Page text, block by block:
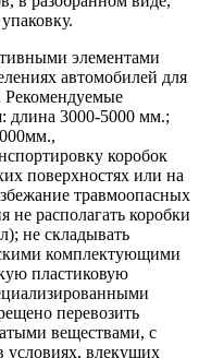
элементами
автомобилей для
Рекомендуемые
длина 3000-5000 мм.;
коробок
поверхностях или на
травмоопасных
не располагать коробки
не складывать
комплектующими
пластиковую
перевозить
веществами, с
условиях, влекущих